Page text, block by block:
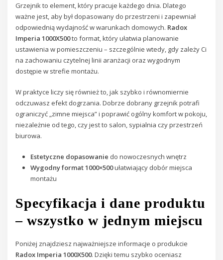
Grzejnik to element, który pracuje każdego dnia. Dlatego
ważne jest, aby był dopasowany do przestrzeni i zapewniał
odpowiednią wydajność w warunkach domowych. Radox
Imperia 1000X500to format, który ułatwia planowanie
ustawienia w pomieszczeniu – szczególnie wtedy, gdy zależy Ci
na zachowaniu czytelnej linii aranżacji oraz wygodnym
dostępie w strefie montażu.
W praktyce liczy się również to, jak szybko i równomiernie
odczuwasz efekt dogrzania. Dobrze dobrany grzejnik potrafi
ograniczyć „zimne miejsca” i poprawić ogólny komfort w pokoju,
niezależnie od tego, czy jest to salon, sypialnia czy przestrzeń
biurowa.
Estetyczne dopasowanie do nowoczesnych wnętrz
Wygodny format 1000×500ułatwiający dobór miejsca
montażu
Specyfikacja i dane produktu
– wszystko w jednym miejscu
Poniżej znajdziesz najważniejsze informacje o produkcie
Radox Imperia 1000X500. Dzięki temu szybko oceniasz